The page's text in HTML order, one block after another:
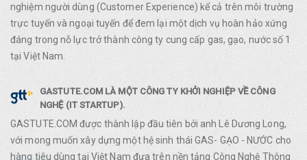
nghiệm người dùng (Customer Experience) kể cả trên môi trường
trực tuyến và ngoại tuyến để đem lại một dịch vụ hoàn hảo xứng
đáng trong nỗ lực trở thành công ty cung cấp gas, gạo, nước số 1
tại Việt Nam.
GASTUTE.COM LÀ MỘT CÔNG TY KHỞI NGHIỆP VỀ CÔNG
NGHỆ (IT STARTUP).
GASTUTE.COM được thành lập đầu tiên bởi anh Lê Dương Long,
với mong muốn xây dựng một hệ sinh thái GAS- GẠO - NƯỚC cho
hàng tiêu dùng tại Việt Nam đựa trên nền tảng Công Nghệ Thông